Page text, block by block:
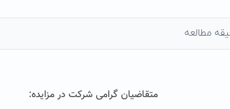
متقاضیان گرامی شرکت در مزایده: